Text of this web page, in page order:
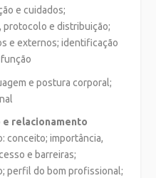
e cuidados;
protocolo e distribuição;
e externos; identificação
e postura corporal;
e relacionamento
conceito; importância,
e barreiras;
perfil do bom profissional;